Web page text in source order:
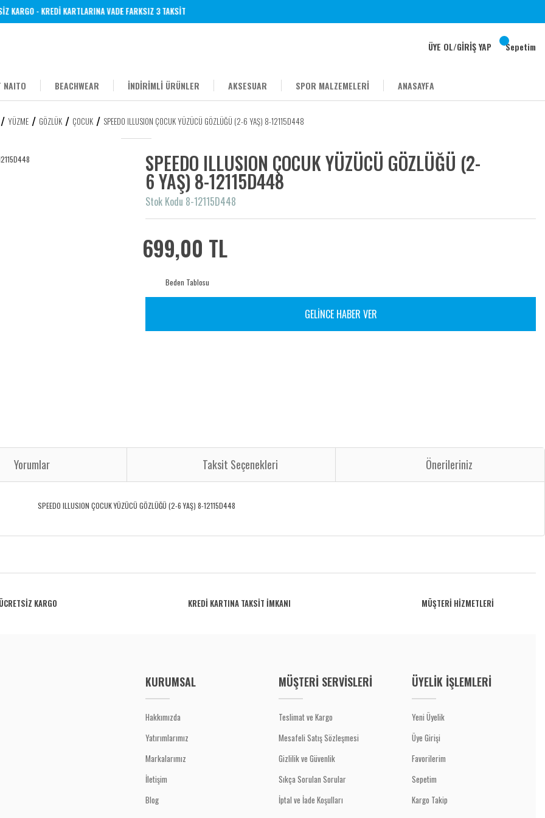
- KREDİ KARTLARINA VADE FARKSIZ 3 TAKSİT
ÜYE OL/GİRİŞ YAP Sepetim
NAITO BEACHWEAR İNDİRİMLİ ÜRÜNLER AKSESUAR SPOR MALZEMELERİ ANASAYFA
YÜZME GÖZLÜK ÇOCUK SPEEDO ILLUSION ÇOCUK YÜZÜCÜ GÖZLÜĞÜ (2-6 YAŞ) 8-12115D448
SPEEDO ILLUSION ÇOCUK YÜZÜCÜ GÖZLÜĞÜ (2-
6 YAŞ) 8-12115D448
Stok Kodu 8-12115D448
699,00 TL
Beden Tablosu
GELİNCE HABER VER
Yorumlar Taksit Seçenekleri Önerileriniz
SPEEDO ILLUSION ÇOCUK YÜZÜCÜ GÖZLÜĞÜ (2-6 YAŞ) 8-12115D448
ÜCRETSİZ KARGO KREDİ KARTINA TAKSİT İMKANI MÜŞTERİ HİZMETLERİ
KURUMSAL
Hakkımızda
Yatırımlarımız
Markalarımız
İletişim
Blog
MÜŞTERİ SERVİSLERİ
Teslimat ve Kargo
Mesafeli Satış Sözleşmesi
Gizlilik ve Güvenlik
Sıkça Sorulan Sorular
İptal ve İade Koşulları
ÜYELİK İŞLEMLERİ
Yeni Üyelik
Üye Girişi
Favorilerim
Sepetim
Kargo Takip